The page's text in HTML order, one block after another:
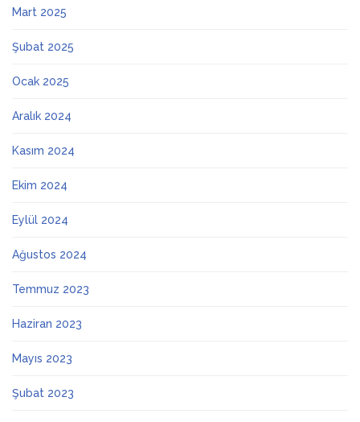
Mart 2025
Şubat 2025
Ocak 2025
Aralık 2024
Kasım 2024
Ekim 2024
Eylül 2024
Ağustos 2024
Temmuz 2023
Haziran 2023
Mayıs 2023
Şubat 2023